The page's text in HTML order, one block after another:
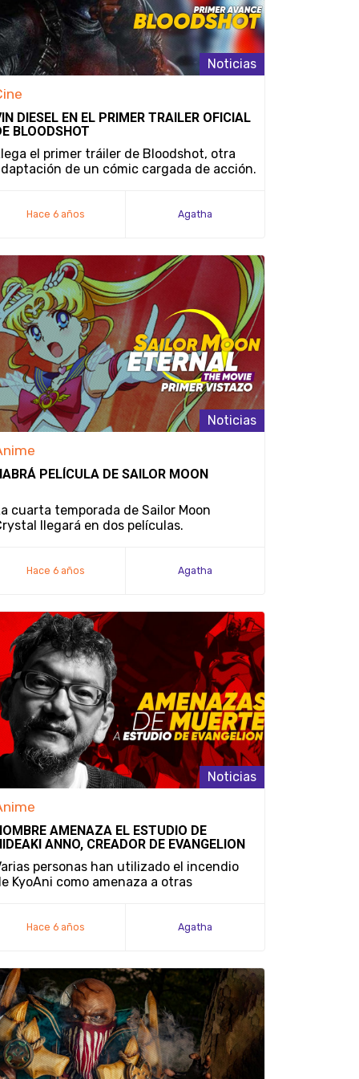
Noticias
DIESEL EN EL PRIMER TRAILER OFICIAL
BLOODSHOT
el primer tráiler de Bloodshot, otra
de un cómic cargada de acción.
Hace 6 años Agatha
Noticias
PELÍCULA DE SAILOR MOON
cuarta temporada de Sailor Moon
llegará en dos películas.
Hace 6 años Agatha
Noticias
AMENAZA EL ESTUDIO DE
ANNO, CREADOR DE EVANGELION
personas han utilizado el incendio
KyoAni como amenaza a otras
Hace 6 años Agatha